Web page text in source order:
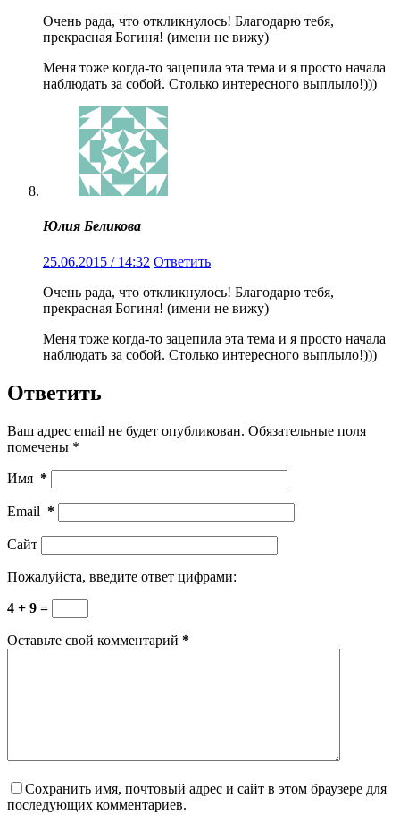
Очень рада, что откликнулось! Благодарю тебя,
прекрасная Богиня! (имени не вижу)
Меня тоже когда-то зацепила эта тема и я просто начала
наблюдать за собой. Столько интересного выплыло!)))
Юлия Беликова
25.06.2015 / 14:32 Ответить
Очень рада, что откликнулось! Благодарю тебя,
прекрасная Богиня! (имени не вижу)
Меня тоже когда-то зацепила эта тема и я просто начала
наблюдать за собой. Столько интересного выплыло!)))
Ответить
Ваш адрес email не будет опубликован. Обязательные поля
помечены *
Имя *
Email *
Сайт
Пожалуйста, введите ответ цифрами:
4 + 9 =
Оставьте свой комментарий *
Сохранить имя, почтовый адрес и сайт в этом браузере для
последующих комментариев.